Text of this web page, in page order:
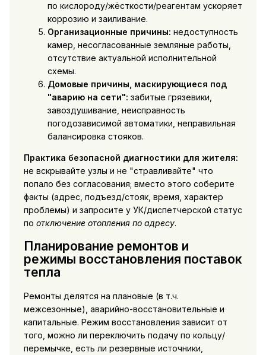
по кислороду/жёсткости/реагентам ускоряет
коррозию и заиливание.
Организационные причины: недоступность
камер, несогласованные земляные работы,
отсутствие актуальной исполнительной
схемы.
Домовые причины, маскирующиеся под
"аварию на сети": забитые грязевики,
завоздушивание, неисправность
погодозависимой автоматики, неправильная
балансировка стояков.
Практика безопасной диагностики для жителя:
не вскрывайте узлы и не "стравливайте" что
попало без согласования; вместо этого соберите
факты (адрес, подъезд/стояк, время, характер
проблемы) и запросите у УК/диспетчерской статус
по отключение отопления по адресу.
Планирование ремонтов и
режимы восстановления поставок
тепла
Ремонты делятся на плановые (в т.ч.
межсезонные), аварийно-восстановительные и
капитальные. Режим восстановления зависит от
того, можно ли переключить подачу по кольцу/
перемычке, есть ли резервные источники,